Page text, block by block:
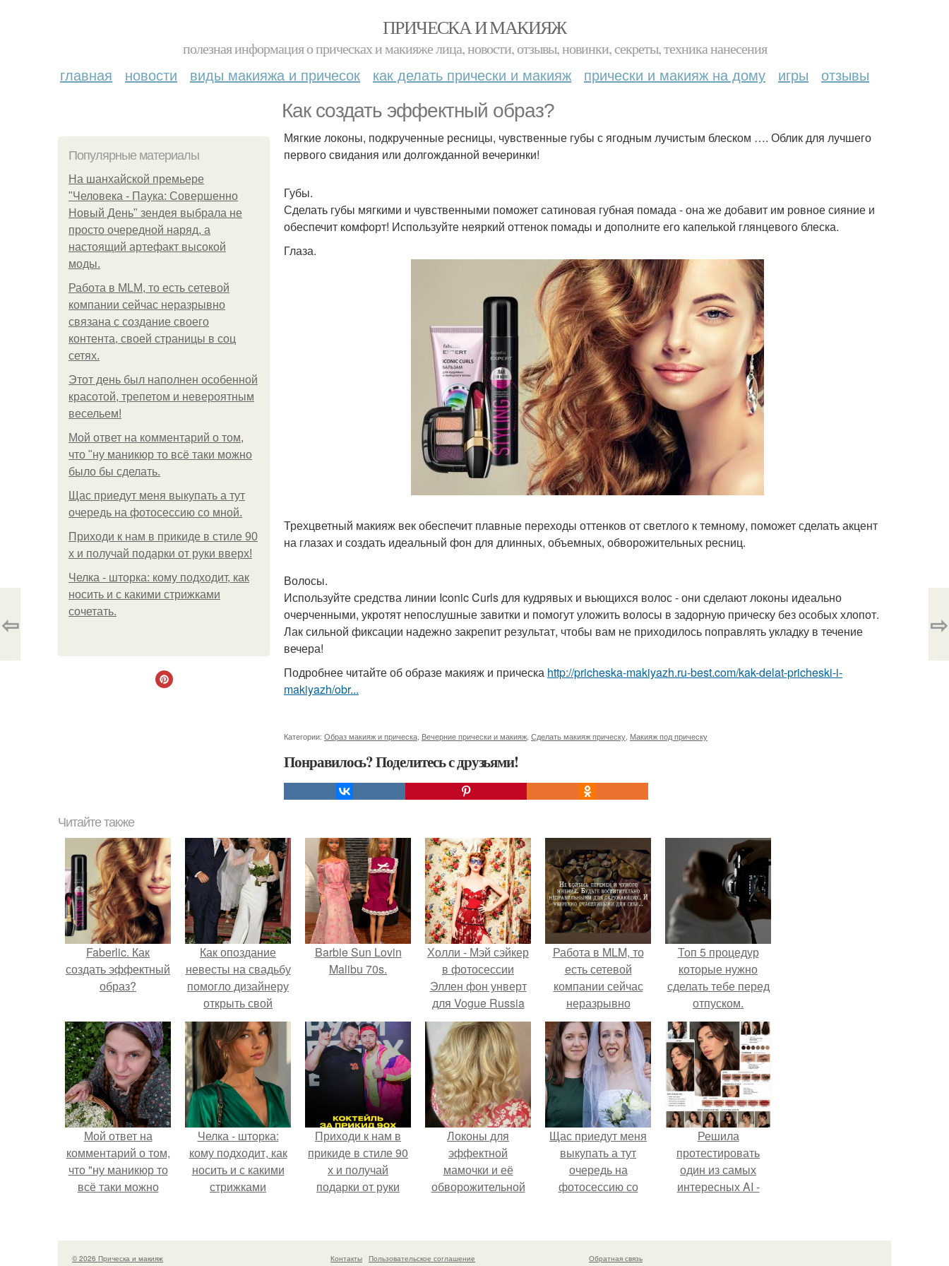
ПРИЧЕСКА И МАКИЯЖ
полезная информация о прическах и макияже лица, новости, отзывы, новинки, секреты, техника нанесения
главная новости виды макияжа и причесок как делать прически и макияж прически и макияж на дому игры отзывы
Как создать эффектный образ?
Популярные материалы
На шанхайской премьере
"Человека - Паука: Совершенно
Новый День" зендея выбрала не
просто очередной наряд, а
настоящий артефакт высокой
моды.
Работа в MLM, то есть сетевой
компании сейчас неразрывно
связана с создание своего
контента, своей страницы в соц
сетях.
Этот день был наполнен особенной
красотой, трепетом и невероятным
весельем!
Мой ответ на комментарий о том,
что "ну маникюр то всё таки можно
было бы сделать.
Щас приедут меня выкупать а тут
очередь на фотосессию со мной.
Приходи к нам в прикиде в стиле 90
х и получай подарки от руки вверх!
Челка - шторка: кому подходит, как
носить и с какими стрижками
сочетать.
Мягкие локоны, подкрученные ресницы, чувственные губы с ягодным лучистым блеском …. Облик для лучшего
первого свидания или долгожданной вечеринки!
Губы.
Сделать губы мягкими и чувственными поможет сатиновая губная помада - она же добавит им ровное сияние и
обеспечит комфорт! Используйте неяркий оттенок помады и дополните его капелькой глянцевого блеска.
Глаза.
Трехцветный макияж век обеспечит плавные переходы оттенков от светлого к темному, поможет сделать акцент
на глазах и создать идеальный фон для длинных, объемных, обворожительных ресниц.
Волосы.
Используйте средства линии Iconic Curls для кудрявых и вьющихся волос - они сделают локоны идеально
очерченными, укротят непослушные завитки и помогут уложить волосы в задорную прическу без особых хлопот.
Лак сильной фиксации надежно закрепит результат, чтобы вам не приходилось поправлять укладку в течение
вечера!
Подробнее читайте об образе макияж и прическа http://pricheska-makiyazh.ru-best.com/kak-delat-pricheski-i-
makiyazh/obr...
Категории: Образ макияж и прическа Вечерние прически и макияж Сделать макияж прическу Макияж под прическу
Понравилось? Поделитесь с друзьями!
⇦ ⇨
Читайте также
Faberlic. Как
создать эффектный
образ?
Как опоздание
невесты на свадьбу
помогло дизайнеру
открыть свой
бренд.
Barbie Sun Lovin
Malibu 70s.
Холли - Мэй сэйкер
в фотосессии
Эллен фон унверт
для Vogue Russia
April 2016.
Работа в MLM, то
есть сетевой
компании сейчас
неразрывно
связана с создание
своего контента,
своей страницы в
соц сетях.
Топ 5 процедур
которые нужно
сделать тебе перед
отпуском.
Мой ответ на
комментарий о том,
что "ну маникюр то
всё таки можно
Челка - шторка:
кому подходит, как
носить и с какими
стрижками
Приходи к нам в
прикиде в стиле 90
х и получай
подарки от руки
Локоны для
эффектной
мамочки и её
обворожительной
Щас приедут меня
выкупать а тут
очередь на
фотосессию со
Решила
протестировать
один из самых
интересных AI -
© 2026 Прическа и макияж Контакты Пользовательское соглашение Обратная связь